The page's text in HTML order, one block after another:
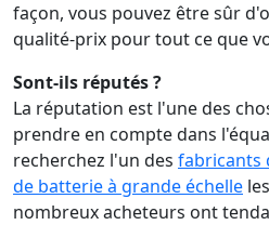
façon, vous pouvez être sûr
qualité-prix pour tout ce que
Sont-ils réputés ?
La réputation est l'une des
prendre en compte dans
recherchez l'un des fabricants
de batterie à grande échelle
nombreux acheteurs ont